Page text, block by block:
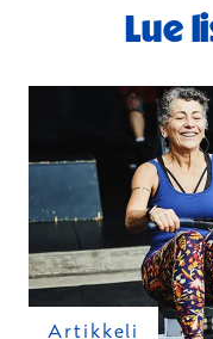
Lue
Artikkeli